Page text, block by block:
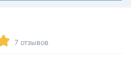
7 отзывов